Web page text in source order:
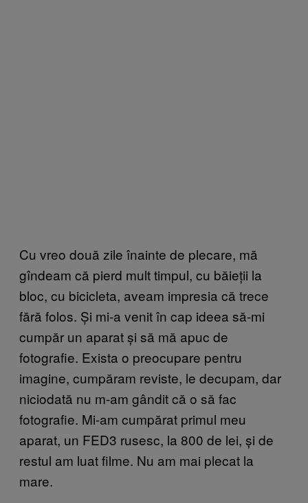
Cu vreo două zile înainte de plecare, mă
gîndeam că pierd mult timpul, cu băieții la
bloc, cu bicicleta, aveam impresia că trece
fără folos. Și mi-a venit în cap ideea să-mi
cumpăr un aparat și să mă apuc de
fotografie. Exista o preocupare pentru
imagine, cumpăram reviste, le decupam, dar
niciodată nu m-am gândit că o să fac
fotografie. Mi-am cumpărat primul meu
aparat, un FED3 rusesc, la 800 de lei, și de
restul am luat filme. Nu am mai plecat la
mare.